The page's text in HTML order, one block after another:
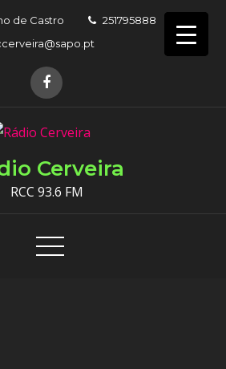
de Castro
251795888
Cerveira
RCC 93.6 FM